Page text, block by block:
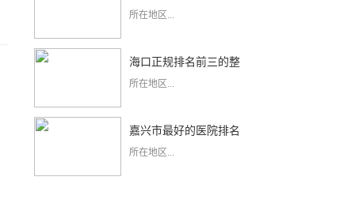
所在地区...
海口正规排名前三的整
形医院
所在地区...
嘉兴市最好的医院排名
所在地区...